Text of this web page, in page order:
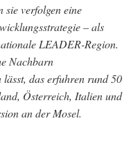
sie verfolgen eine
– als
LEADER-Region.
Nachbarn
lässt, das erfuhren rund 50
Österreich, Italien und
an der Mosel.